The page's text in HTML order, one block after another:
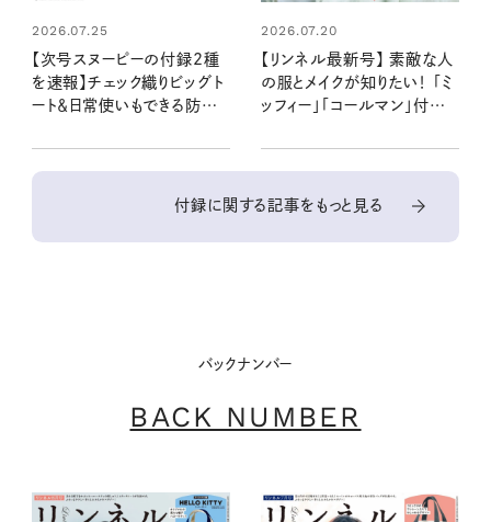
2026.07.25
【次号スヌーピーの付録2種
を速報】チェック織りビッグト
ート＆日常使いもできる防災5
2026年10月号・10月号増
刊
2026.07.20
【リンネル最新号】 素敵な人
の服とメイクが知りたい！ 「ミ
ッフィー」「コールマン」付録と
7月21日発売9月号・9月号
増刊
付録に関する記事をもっと見る
バックナンバー
BACK NUMBER